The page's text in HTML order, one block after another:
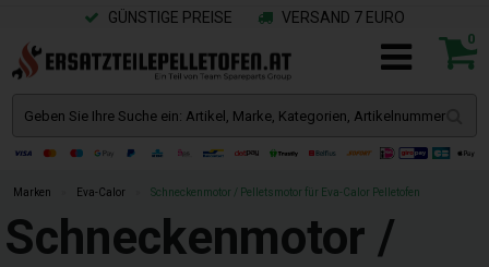
GÜNSTIGE PREISE VERSAND 7 EURO
0
Marken Eva-Calor Schneckenmotor / Pelletsmotor für Eva-Calor Pelletofen
Schneckenmotor /